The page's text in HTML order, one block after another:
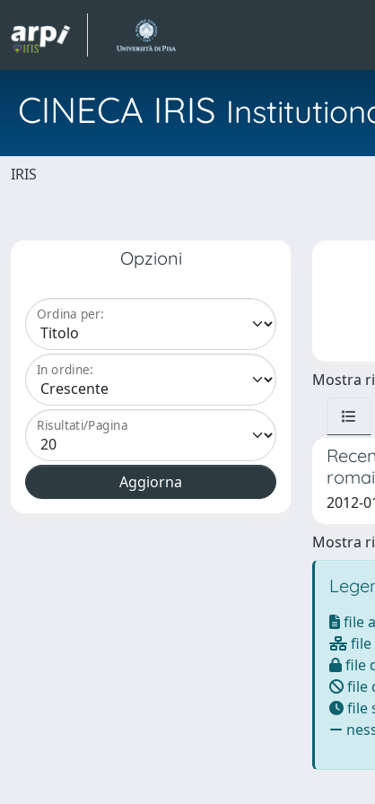
CINECA IRIS
IRIS
Opzioni
Ordina per:
In ordine:
Risultati/Pagina
Mostra
2012-
Mostra
file
file
file
file
file